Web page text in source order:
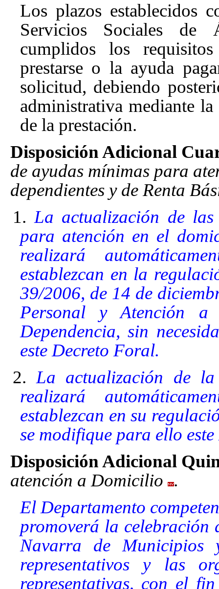
Los plazos establecidos
Servicios Sociales de
cumplidos los
prestarse o la ayuda
solicitud, debiendo
administrativa mediante
de la prestación.
Disposición Adicional
de ayudas mínimas para
dependientes y de Renta
1.La actualización de
para atención en el
realizará
establezcan en la
39/2006, de 14 de
Personal y Atención a
Dependencia, sin
este Decreto Foral.
2.La actualización de
realizará
establezcan en su
se modifique para ello
Disposición Adicional
atención a Domicilio .
El Departamento
promoverá la celebración
Navarra de Municipios
representativos y las
representativas, con el